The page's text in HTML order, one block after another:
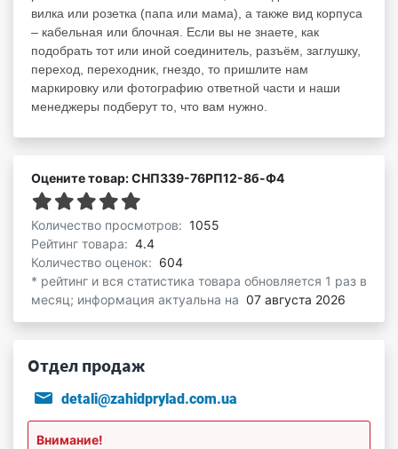
вилка или розетка (папа или мама), а также вид корпуса
– кабельная или блочная. Если вы не знаете, как
подобрать тот или иной соединитель, разъём, заглушку,
переход, переходник, гнездо, то пришлите нам
маркировку или фотографию ответной части и наши
менеджеры подберут то, что вам нужно.
Оцените товар: СНП339-76РП12-8б-Ф4
Количество просмотров: 1055
Рейтинг товара: 4.4
Количество оценок: 604
* рейтинг и вся статистика товара обновляется 1 раз в
месяц; информация актуальна на 07 августа 2026
Отдел продаж
detali@zahidprylad.com.ua
Внимание!